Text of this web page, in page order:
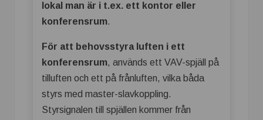
lokal man är i t.ex. ett kontor eller
konferensrum.
För att behovsstyra luften i ett
konferensrum, används ett VAV-spjäll på
tilluften och ett på frånluften, vilka båda
styrs med master-slavkoppling.
Styrsignalen till spjällen kommer från